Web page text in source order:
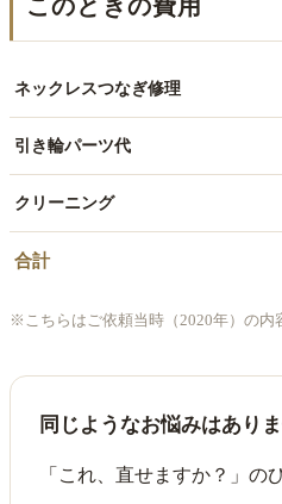
このときの費用
ネックレスつなぎ修理
引き輪パーツ代
クリーニング
合計
※こちらはご依頼当時（2020年）の内
同じようなお悩みはあり
「これ、直せますか？」